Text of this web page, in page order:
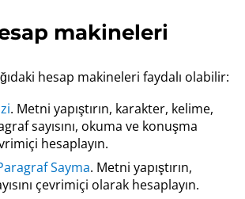
makineleri
hesap makineleri faydalı olabilir:
. Metni yapıştırın, karakter, kelime,
sayısını, okuma ve konuşma
hesaplayın.
Sayma. Metni yapıştırın,
çevrimiçi olarak hesaplayın.